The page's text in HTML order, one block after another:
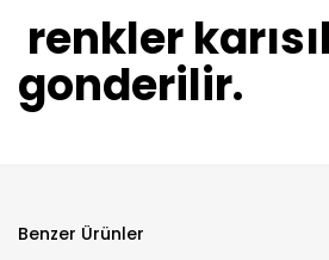
renkler
gonderilir.
Benzer Ürünler